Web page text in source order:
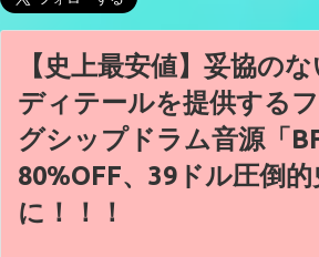
【史上最安値】妥協のな
ディテールを提供する
グシップドラム音源「
80%OFF、39ドル圧倒
に！！！